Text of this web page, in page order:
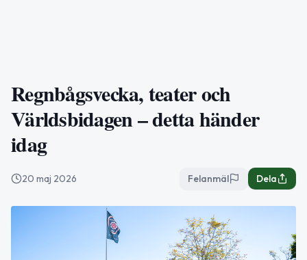
Regnbågsvecka, teater och
Världsbidagen – detta händer
idag
20 maj 2026 Felanmäl Dela